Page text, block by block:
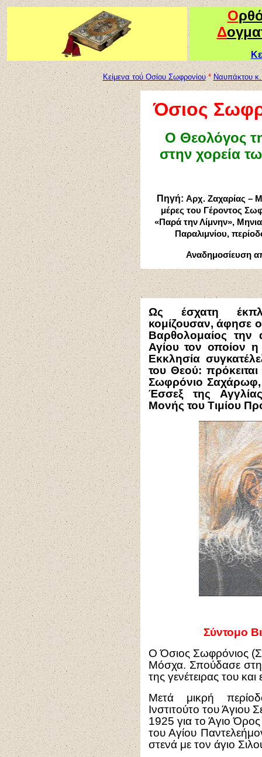
Ο
Δ
Κείμενα τού Οσίου Σωφρονίου* Ναυπάκτου
Όσιος
Ο Θεολόγος
στην χορεία
Πηγή: Αρχ. Ζαχαρίας –
μέρες του Γέροντος
«Παρά την Λίμνην»,
Παραλιμνίου,
Αναδημοσίευση
Ως έσχατη
κομίζουσαν, άφησε
Βαρθολομαίος την
Αγίου τον οποίον η
Εκκλησία
του Θεού:
Σωφρόνιο Σαχάρωφ,
Έσσεξ της
Μονής του Τιμίου
Σύντομο
Ο Όσιος Σωφρόνιος
Μόσχα. Σπούδασε
της γενέτειρας του
Μετά μικρή
Ινστιτούτο του Άγιου
1925 για το Άγιο
του Αγίου
στενά με τον άγιο